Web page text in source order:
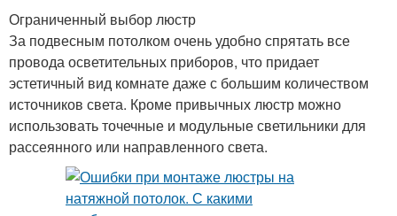
Ограниченный выбор люстр
За подвесным потолком очень удобно спрятать все
провода осветительных приборов, что придает
эстетичный вид комнате даже с большим количеством
источников света. Кроме привычных люстр можно
использовать точечные и модульные светильники для
рассеянного или направленного света.